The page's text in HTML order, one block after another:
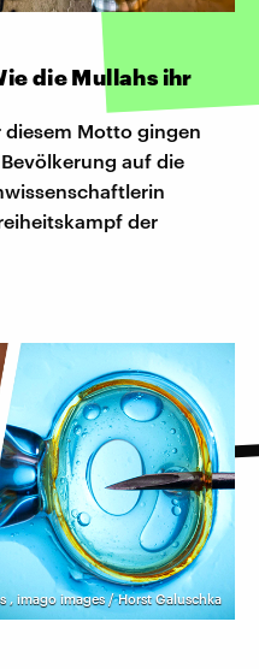
die Mullahs ihr
diesem Motto gingen
auf die
der
, imago images / Horst Galuschka